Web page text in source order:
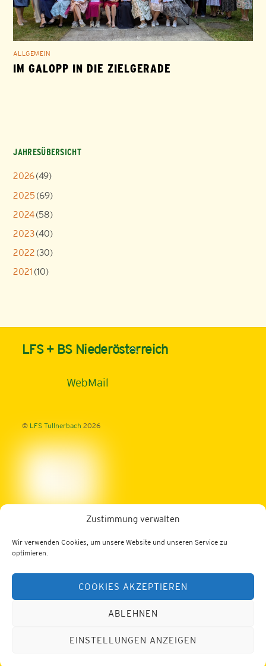
Zustimmung verwalten
Wir verwenden Cookies, um unsere Website und unseren Service zu
optimieren.
COOKIES AKZEPTIEREN
ABLEHNEN
EINSTELLUNGEN ANZEIGEN
ALLGEMEIN
IM GALOPP IN DIE ZIELGERADE
JAHRESÜBERSICHT
2026(49)
2025 (69)
2024(58)
2023(40)
2022 (30)
2021 (10)
Back
LFS + BS Niederösterreich
WebMail
© LFS Tullnerbach 2026
3013 Tullnerbach, Norbertinumstraße 9-11
Tel.: 02233/52436
Fax: 02233/52436-200
Web:https://lfs-tullnerbach.ac.at
office@lfs-tullnerbach.ac.at